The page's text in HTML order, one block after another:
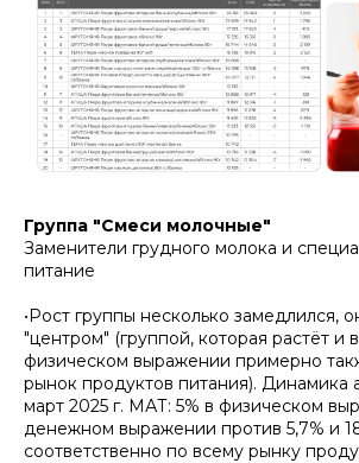
Группа "Смеси молочные"
Заменители грудного молока и
питание
•Рост группы несколько замедлился,
"центром" (группой, которая растёт и
физическом выражении примерно
рынок продуктов питания). Динамика
март 2025 г. МАТ: 5% в физическом
денежном выражении против 5,7% и
соответственно по всему рынку